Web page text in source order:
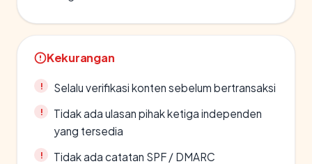
Kekurangan
Selalu verifikasi konten sebelum bertransaksi
Tidak ada ulasan pihak ketiga independen
yang tersedia
Tidak ada catatan SPF / DMARC